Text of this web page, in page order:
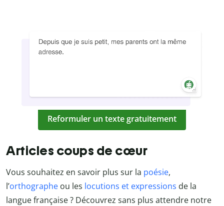
Reformuler un texte gratuitement
Articles coups de cœur
Vous souhaitez en savoir plus sur la poésie,
l’orthographe ou les locutions et expressions de la
langue française ? Découvrez sans plus attendre notre